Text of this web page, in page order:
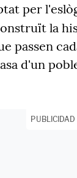
per
la
passen
d'un
PUBLICIDAD